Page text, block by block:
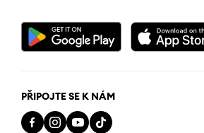
PŘIPOJTE SE K NÁM